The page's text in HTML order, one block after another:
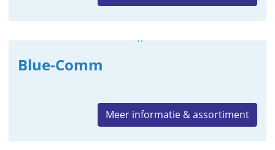
Blue-Comm
Meer informatie & assortiment